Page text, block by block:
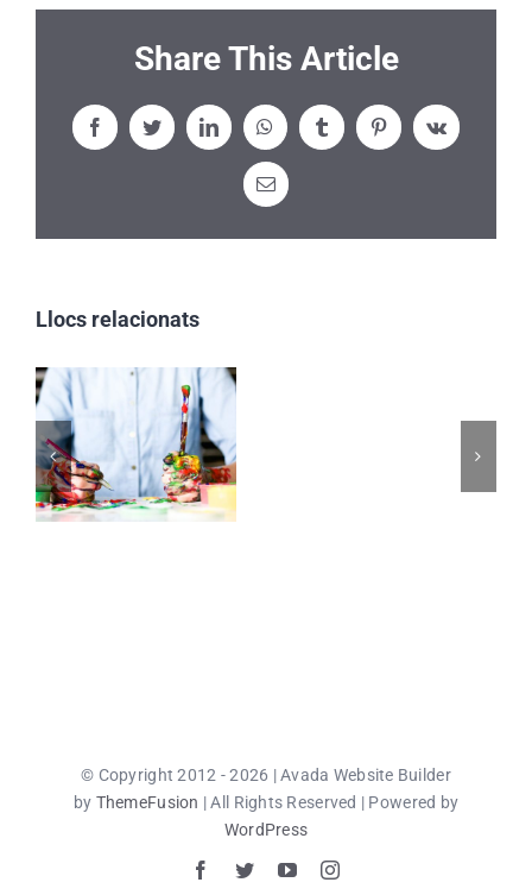
Share This Article
FacebookTwitterLinkedInWhatsAppTumblrPinterestVk
Email:
Llocs relacionats
© Copyright 2012 - 2026 | Avada Website Builder
by ThemeFusion | All Rights Reserved | Powered by
WordPress